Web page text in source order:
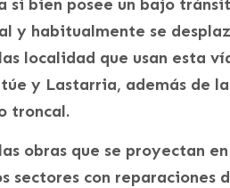
si bien posee un bajo
y habitualmente se
localidad que usan esta
y Lastarria, además de
troncal.
obras que se proyectan
sectores con